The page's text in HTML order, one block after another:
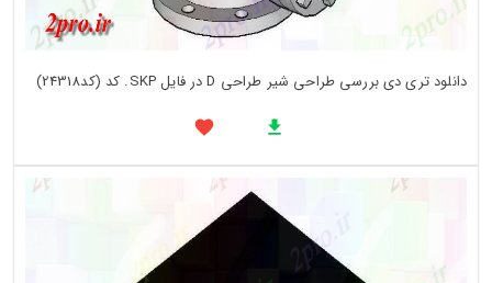
دانلود تری دی بررسی طراحی شیر طراحی D در فایل SKP. کد (کد24318)